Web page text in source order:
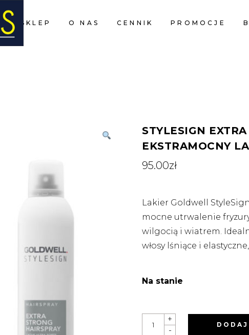
SKLEP O NAS CENNIK PROMOCJE
STYLESIGN
EKSTRAMOCNY
95.00zł
Lakier Goldwell
mocne utrwalenie
wilgocią i wiatrem.
włosy lśniące i
Na stanie
STYLESIGN
EXTRA
STRONG
-
+